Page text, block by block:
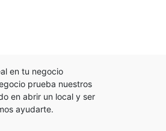
en tu negocio
prueba nuestros
en abrir un local y ser
ayudarte.